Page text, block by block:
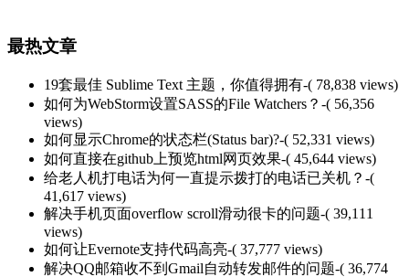
最热文章
19套最佳 Sublime Text 主题，你值得拥有-( 78,838 views)
如何为WebStorm设置SASS的File Watchers？ -( 56,356
views)
如何显示Chrome的状态栏(Status bar)?-( 52,331 views)
如何直接在github上预览html网页效果-( 45,644 views)
给老人机打电话为何一直提示拨打的电话已关机？ -(
41,617 views)
解决手机页面overflow scroll滑动很卡的问题-( 39,111
views)
如何让Evernote支持代码高亮-( 37,777 views)
解决QQ邮箱收不到Gmail自动转发邮件的问题-( 36,774